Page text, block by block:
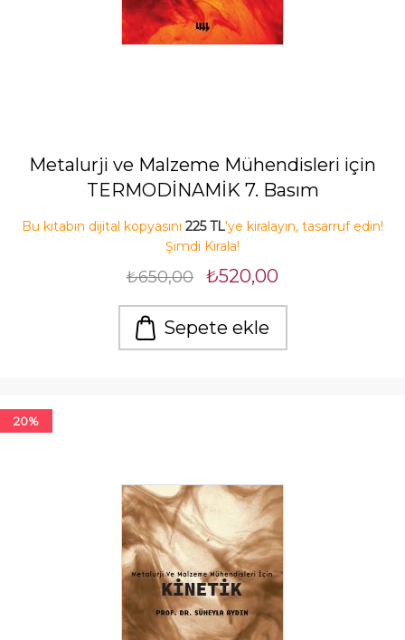
Metalurji ve Malzeme Mühendisleri için
TERMODİNAMİK 7. Basım
Bu kitabın dijital kopyasını 225 TL'ye kiralayın, tasarruf edin!
Şimdi Kirala!
₺650,00 ₺520,00
Sepete ekle
20%